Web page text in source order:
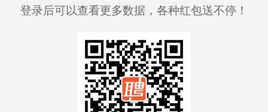
登录后可以查看更多数据，各种红包送不停！